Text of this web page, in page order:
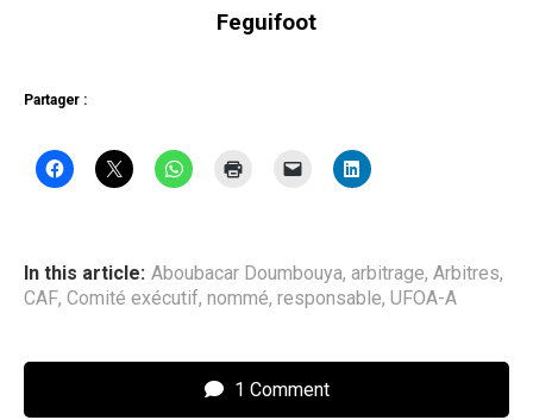
Feguifoot
Partager :
In this article: Aboubacar Doumbouya, arbitrage, Arbitres,
CAF, Comité exécutif, nommé, responsable, UFOA-A
1 Comment